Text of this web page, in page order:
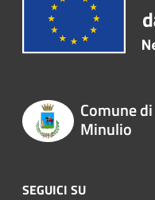
Comune
Minulio
SEGUICI SU